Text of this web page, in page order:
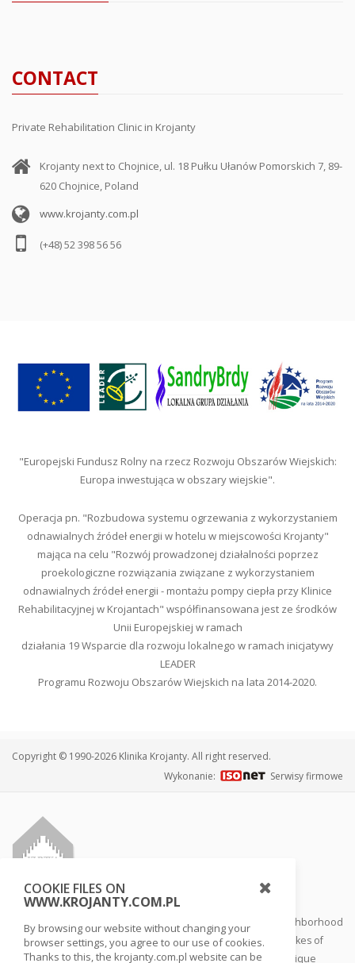
CONTACT
Private Rehabilitation Clinic in Krojanty
Krojanty next to Chojnice, ul. 18 Pułku Ułanów Pomorskich 7, 89-
620 Chojnice, Poland
www.krojanty.com.pl
(+48) 52 398 56 56
"Europejski Fundusz Rolny na rzecz Rozwoju Obszarów Wiejskich:
Europa inwestująca w obszary wiejskie".
Operacja pn. "Rozbudowa systemu ogrzewania z wykorzystaniem
odnawialnych źródeł energii w hotelu w miejscowości Krojanty"
mająca na celu "Rozwój prowadzonej działalności poprzez
proekologiczne rozwiązania związane z wykorzystaniem
odnawialnych źródeł energii - montażu pompy ciepła przy Klinice
Rehabilitacyjnej w Krojantach" współfinansowana jest ze środków
Unii Europejskiej w ramach
działania 19 Wsparcie dla rozwoju lokalnego w ramach inicjatywy
LEADER
Programu Rozwoju Obszarów Wiejskich na lata 2014-2020.
Copyright © 1990-2026 Klinika Krojanty. All right reserved.
Wykonanie:
Serwisy firmowe
The clinic is located in the heart of Tuchola Forest in the neighborhood
of Tuchola Forest National Park surrounded by forests and lakes of
Pomeranian Lakeland. This biosphere reserve provides a unique
COOKIE FILES ON
WWW.KROJANTY.COM.PL
By browsing our website without changing your
browser settings, you agree to our use of cookies.
Thanks to this, the krojanty.com.pl website can be